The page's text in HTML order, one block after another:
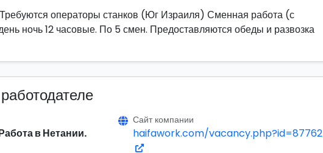
операторы станков (Юг Израиля) Сменная работа (с
ночь 12 часовые. По 5 смен. Предоставляются обеды и развозка
в Нетании.
Сайт компании
haifawork.com/vacancy.php?id=87762